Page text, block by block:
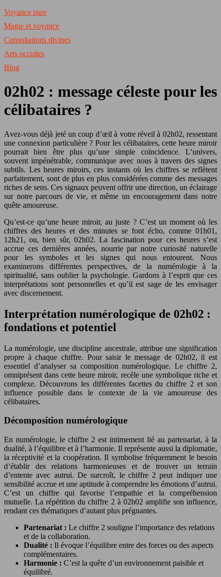
Voyance pure
Magie et voyance
Consultations divines
Arts occultes
Blog
02h02 : message céleste pour les
célibataires ?
Avez-vous déjà jeté un coup d’œil à votre réveil à 02h02, ressentant
une connexion particulière ? Pour les célibataires, cette heure miroir
pourrait bien être plus qu’une simple coïncidence. L’univers,
souvent impénétrable, communique avec nous à travers des signes
subtils. Les heures miroirs, ces instants où les chiffres se reflètent
parfaitement, sont de plus en plus considérées comme des messages
riches de sens. Ces signaux peuvent offrir une direction, un éclairage
sur notre parcours de vie, et même un encouragement dans notre
quête amoureuse.
Qu’est-ce qu’une heure miroir, au juste ? C’est un moment où les
chiffres des heures et des minutes se font écho, comme 01h01,
12h21, ou, bien sûr, 02h02. La fascination pour ces heures s’est
accrue ces dernières années, nourrie par notre curiosité naturelle
pour les symboles et les signes qui nous entourent. Nous
examinerons différentes perspectives, de la numérologie à la
spiritualité, sans oublier la psychologie. Gardons à l’esprit que ces
interprétations sont personnelles et qu’il est sage de les envisager
avec discernement.
Interprétation numérologique de 02h02 :
fondations et potentiel
La numérologie, une discipline ancestrale, attribue une signification
propre à chaque chiffre. Pour saisir le message de 02h02, il est
essentiel d’analyser sa composition numérologique. Le chiffre 2,
omniprésent dans cette heure miroir, recèle une symbolique riche et
complexe. Découvrons les différentes facettes du chiffre 2 et son
influence possible dans le contexte de la vie amoureuse des
célibataires.
Décomposition numérologique
En numérologie, le chiffre 2 est intimement lié au partenariat, à la
dualité, à l’équilibre et à l’harmonie. Il représente aussi la diplomatie,
la réceptivité et la coopération. Il symbolise fréquemment le besoin
d’établir des relations harmonieuses et de trouver un terrain
d’entente avec autrui. De surcroît, le chiffre 2 peut indiquer une
sensibilité accrue et une aptitude à comprendre les émotions d’autrui.
C’est un chiffre qui favorise l’empathie et la compréhension
mutuelle. La répétition du chiffre 2 à 02h02 amplifie son influence,
rendant ces thématiques d’autant plus prégnantes.
Partenariat : Le chiffre 2 souligne l’importance des relations
et de la collaboration.
Dualité : Il évoque l’équilibre entre des forces ou des aspects
complémentaires.
Harmonie : C’est la quête d’un environnement paisible et
équilibré.